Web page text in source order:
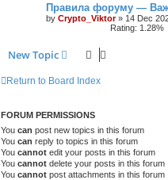
Правила форуму —
by Crypto_Viktor» 14 Dec
Rating: 1.28%
New Topic
Return to Board Index
FORUM PERMISSIONS
You can post new topics in this forum
You can reply to topics in this forum
You cannot edit your posts in this forum
You cannot delete your posts in this forum
You cannot post attachments in this forum